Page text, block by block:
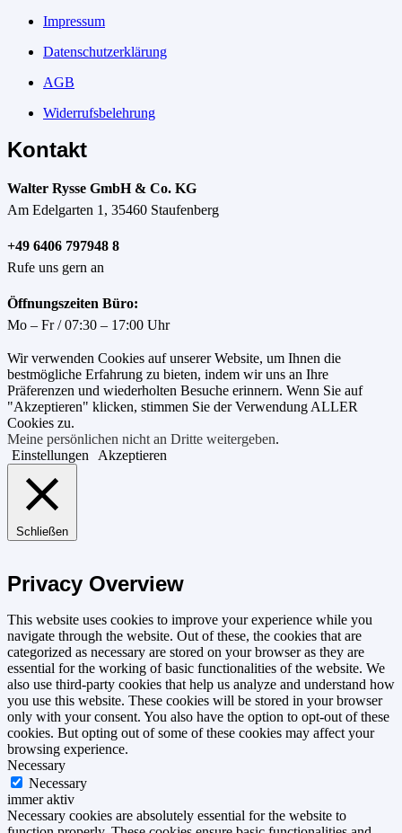
Impressum
Datenschutzerklärung
AGB
Widerrufsbelehrung
Kontakt
Walter Rysse GmbH & Co. KG
Am Edelgarten 1, 35460 Staufenberg
+49 6406 797948 8
Rufe uns gern an
Öffnungszeiten Büro:
Mo – Fr / 07:30 – 17:00 Uhr
Wir verwenden Cookies auf unserer Website, um Ihnen die
bestmögliche Erfahrung zu bieten, indem wir uns an Ihre
Präferenzen und wiederholten Besuche erinnern. Wenn Sie auf
"Akzeptieren" klicken, stimmen Sie der Verwendung ALLER
Cookies zu.
Meine persönlichen nicht an Dritte weitergeben.
Einstellungen
Akzeptieren
Schließen
Privacy Overview
This website uses cookies to improve your experience while you
navigate through the website. Out of these, the cookies that are
categorized as necessary are stored on your browser as they are
essential for the working of basic functionalities of the website. We
also use third-party cookies that help us analyze and understand how
you use this website. These cookies will be stored in your browser
only with your consent. You also have the option to opt-out of these
cookies. But opting out of some of these cookies may affect your
browsing experience.
Necessary
Necessary
immer aktiv
Necessary cookies are absolutely essential for the website to